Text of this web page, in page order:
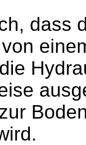
dass